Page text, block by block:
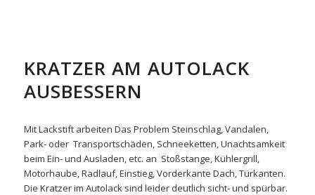
KRATZER AM AUTOLACK
AUSBESSERN
Mit Lackstift arbeiten Das Problem Steinschlag, Vandalen,
Park- oder Transportschäden, Schneeketten, Unachtsamkeit
beim Ein- und Ausladen, etc. an Stoßstange, Kühlergrill,
Motorhaube, Radlauf, Einstieg, Vorderkante Dach, Türkanten.
Die Kratzer im Autolack sind leider deutlich sicht- und spürbar.